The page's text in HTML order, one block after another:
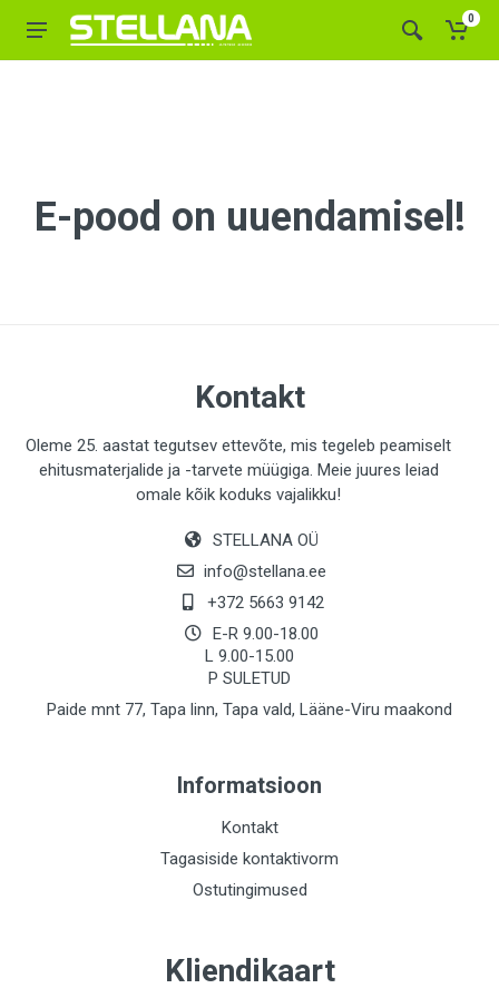
0
E-pood on uuendamisel!
Kontakt
Oleme 25. aastat tegutsev ettevõte, mis tegeleb peamiselt
ehitusmaterjalide ja -tarvete müügiga. Meie juures leiad
omale kõik koduks vajalikku!
STELLANA OÜ
info@stellana.ee
+372 5663 9142
E-R 9.00-18.00
L 9.00-15.00
P SULETUD
Paide mnt 77, Tapa linn, Tapa vald, Lääne-Viru maakond
Informatsioon
Kontakt
Tagasiside kontaktivorm
Ostutingimused
Kliendikaart